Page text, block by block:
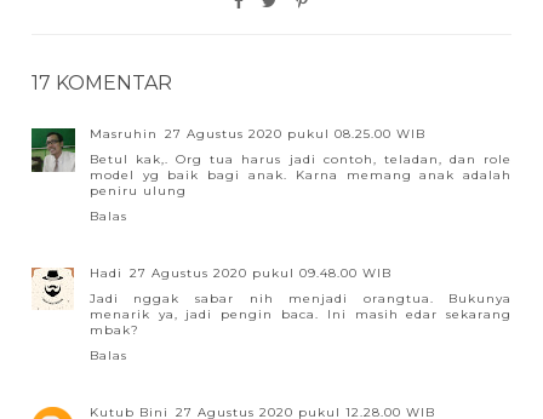
17 KOMENTAR
Masruhin
27 Agustus 2020 pukul 08.25.00 WIB
Betul kak,. Org tua harus jadi contoh, teladan, dan role
model yg baik bagi anak. Karna memang anak adalah
peniru ulung
Balas
Hadi
27 Agustus 2020 pukul 09.48.00 WIB
Jadi nggak sabar nih menjadi orangtua. Bukunya
menarik ya, jadi pengin baca. Ini masih edar sekarang
mbak?
Balas
Kutub Bini
27 Agustus 2020 pukul 12.28.00 WIB